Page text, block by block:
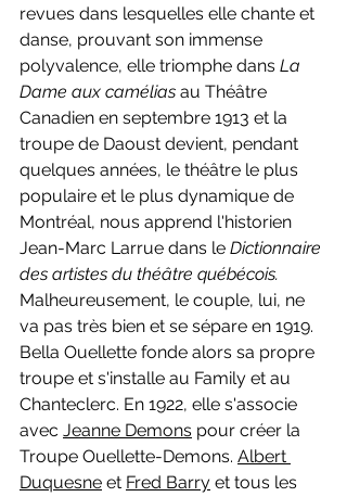
revues dans lesquelles elle chante et
danse, prouvant son immense
polyvalence, elle triomphe dans La
Dame aux camélias au Théâtre
Canadien en septembre 1913 et la
troupe de Daoust devient, pendant
quelques années, le théâtre le plus
populaire et le plus dynamique de
Montréal, nous apprend l'historien
Jean-Marc Larrue dans le Dictionnaire
des artistes du théâtre québécois.
Malheureusement, le couple, lui, ne
va pas très bien et se sépare en 1919.
Bella Ouellette fonde alors sa propre
troupe et s'installe au Family et au
Chanteclerc. En 1922, elle s'associe
avec Jeanne Demons pour créer la
Troupe Ouellette-Demons. Albert
Duquesne et Fred Barry et tous les